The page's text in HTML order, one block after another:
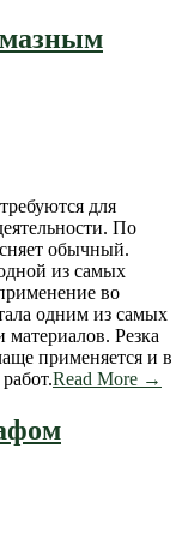
для
По
обычный.
из самых
во
одним из самых
Резка
применяется и в
Read More →